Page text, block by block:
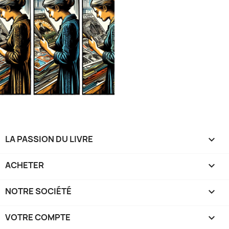
LA PASSION DU LIVRE 
ACHETER 
NOTRE SOCIÉTÉ 
VOTRE COMPTE 